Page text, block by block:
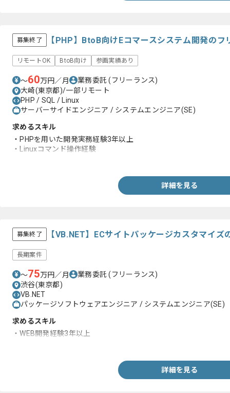
募集終了 【PHP】BtoB向けEコマースシステム開発の
リモートOK BtoB向け 参画実績あり
〜60万円／月 業務委託(フリーランス)
大崎(東京都)/一部リモート
PHP / SQL / Linux
サーバーサイドエンジニア / システムエンジニア(SE)
求めるスキル
・PHPを用いた開発実務経験3年以上
・Linuxコマンド操作経験
詳細を見る
募集終了 【VB.NET】ECサイトパッケージカスタマイ
長期案件
〜75万円／月 業務委託(フリーランス)
渋谷(東京都)
VB.NET
パッケージソフトウェアエンジニア / システムエンジニア(SE)
求めるスキル
・WEB開発経験3年以上
詳細を見る